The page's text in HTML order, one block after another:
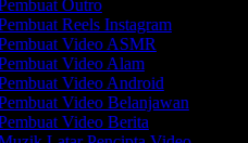
Outro
Reels Instagram
Video ASMR
Video Alam
Video Android
Video Belanjawan
Video Berita